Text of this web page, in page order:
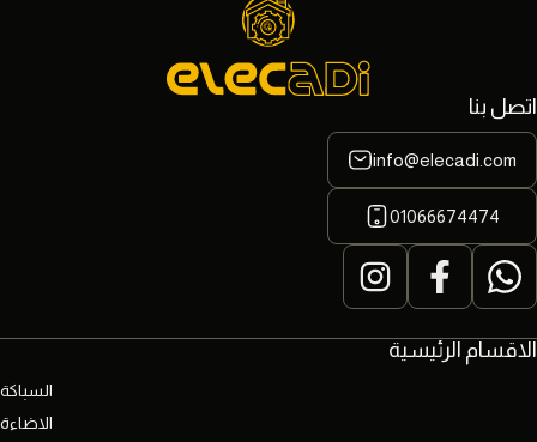
الاقسام الرئيسية
السباكة
الاضاءة
اتصل بنا
info@elecadi.com
01066674474